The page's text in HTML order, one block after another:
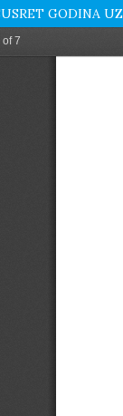
GODINA